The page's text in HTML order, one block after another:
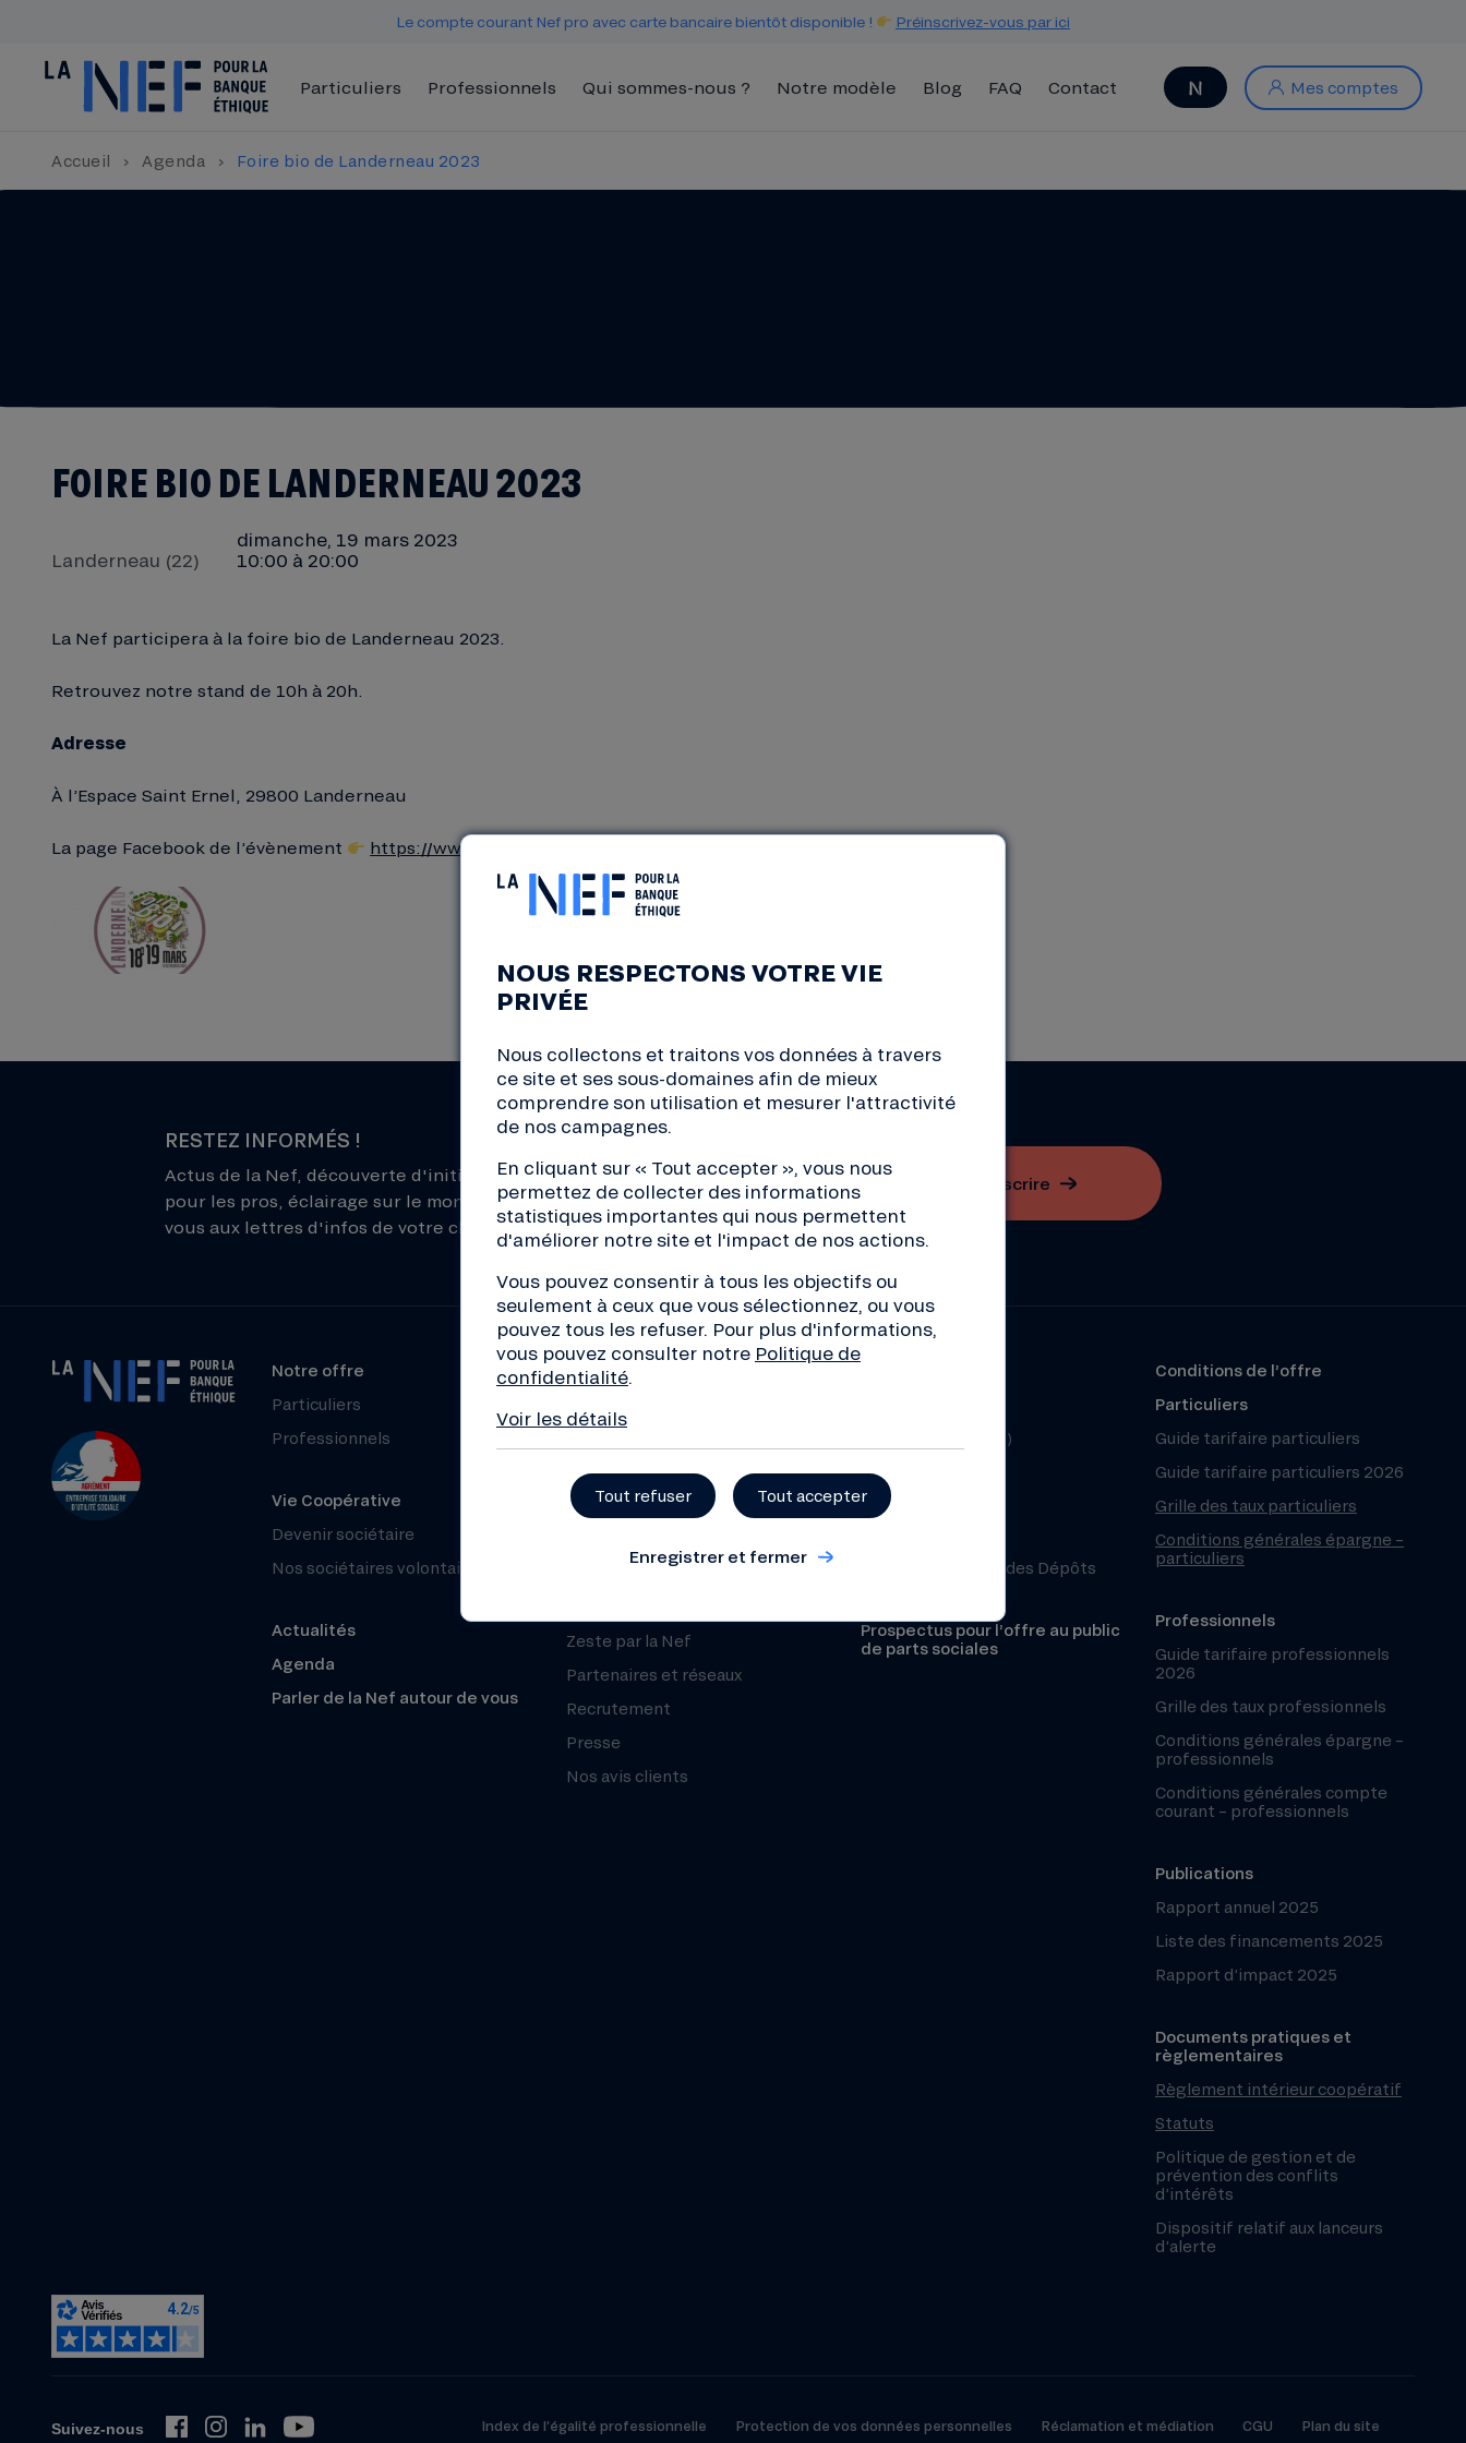
Le compte courant Nef pro avec carte bancaire bientôt disponible ! Préinscrivez-vous par ici
Mes comptes
Particuliers Professionnels Qui sommes-nous ? Notre modèle Blog FAQ Contact
Accueil › Agenda › Foire bio de Landerneau 2023
FOIRE BIO DE LANDERNEAU 2023
Landerneau (22)
dimanche, 19 mars 2023
10:00 à 20:00
La Nef participera à la foire bio de Landerneau 2023.
Retrouvez notre stand de 10h à 20h.
Adresse
À l’Espace Saint Ernel, 29800 Landerneau
La page Facebook de l’évènement https://www.facebook.com/FoireBioLanderneau/
RESTEZ INFORMÉS !
Actus de la Nef, découverte d'initiatives de la transition, conseils
pour les pros, éclairage sur le monde de la finance... Inscrivez-
vous aux lettres d'infos de votre choix !
S'inscrire
Notre offre
Particuliers
Professionnels
Vie Coopérative
Devenir sociétaire
Nos sociétaires volontaires
Actualités
Agenda
Parler de la Nef autour de vous
À propos
Organisation et équipe
Histoire
Zeste par la Nef
Partenaires et réseaux
Recrutement
Presse
Nos avis clients
Centre d’aide (FAQ)
Réclamation
Fonds de Garantie des Dépôts
Prospectus pour l’offre au public
de parts sociales
Conditions de l’offre
Particuliers
Guide tarifaire particuliers
Guide tarifaire particuliers 2026
Grille des taux particuliers
Conditions générales épargne –
particuliers
Professionnels
Guide tarifaire professionnels
2026
Grille des taux professionnels
Conditions générales épargne –
professionnels
Conditions générales compte
courant – professionnels
Publications
Rapport annuel 2025
Liste des financements 2025
Rapport d’impact 2025
Documents pratiques et
règlementaires
Règlement intérieur coopératif
Statuts
Politique de gestion et de
prévention des conflits
d’intérêts
Dispositif relatif aux lanceurs
d’alerte
Suivez-nous Index de l’égalité professionnelle Protection de vos données personnelles Réclamation et médiation CGU Plan du site
NOUS RESPECTONS VOTRE VIE
PRIVÉE
Nous collectons et traitons vos données à travers
ce site et ses sous-domaines afin de mieux
comprendre son utilisation et mesurer l'attractivité
de nos campagnes.
En cliquant sur « Tout accepter », vous nous
permettez de collecter des informations
statistiques importantes qui nous permettent
d'améliorer notre site et l'impact de nos actions.
Vous pouvez consentir à tous les objectifs ou
seulement à ceux que vous sélectionnez, ou vous
pouvez tous les refuser. Pour plus d'informations,
vous pouvez consulter notre Politique de
confidentialité
Voir les détails
Tout refuser Tout accepter
Enregistrer et fermer